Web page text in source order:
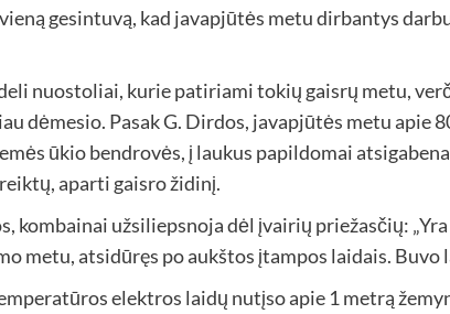
gesintuvą, kad javapjūtės metu dirbantys
nuostoliai, kurie patiriami tokių gaisrų metu,
dėmesio. Pasak G. Dirdos, javapjūtės metu apie
ūkio bendrovės, į laukus papildomai
aparti gaisro židinį.
kombainai užsiliepsnoja dėl įvairių priežasčių:
metu, atsidūręs po aukštos įtampos laidais. Buvo
elektros laidų nutįso apie 1 metrą